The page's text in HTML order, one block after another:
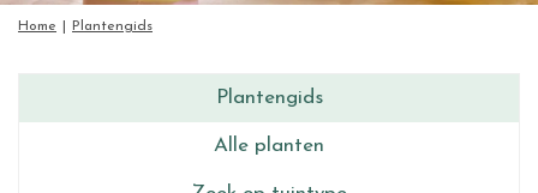
Home Plantengids
Plantengids
Alle planten